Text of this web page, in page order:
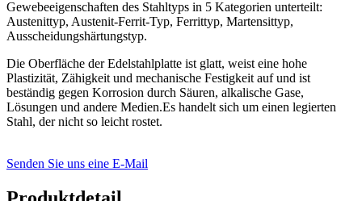
Gewebeeigenschaften des Stahltyps in 5 Kategorien unterteilt:
Austenittyp, Austenit-Ferrit-Typ, Ferrittyp, Martensittyp,
Ausscheidungshärtungstyp.
Die Oberfläche der Edelstahlplatte ist glatt, weist eine hohe
Plastizität, Zähigkeit und mechanische Festigkeit auf und ist
beständig gegen Korrosion durch Säuren, alkalische Gase,
Lösungen und andere Medien.Es handelt sich um einen legierten
Stahl, der nicht so leicht rostet.
Senden Sie uns eine E-Mail